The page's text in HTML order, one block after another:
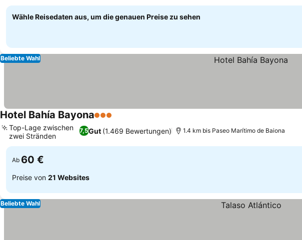
Wähle Reisedaten aus, um die genauen Preise zu sehen
Beliebte Wahl
Hotel Bahía Bayona3 Sterne
7,5Gut (1.469 Bewertungen)
Top-Lage zwischen
zwei Stränden
1.4 km bis Paseo Marítimo de Baiona
Ab 60 €
Preise von 21 Websites
Beliebte Wahl